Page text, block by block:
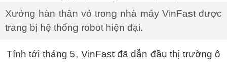
Xưởng hàn thân vỏ trong nhà máy VinFast được
trang bị hệ thống robot hiện đại.
Tính tới tháng 5, VinFast đã dẫn đầu thị trường ô